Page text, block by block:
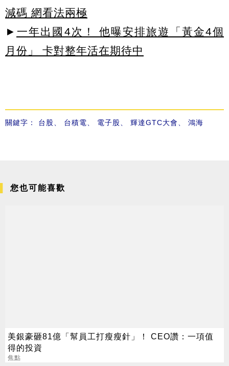
減碼 網看法兩極
► 一年出國4次！ 他曝安排旅遊「黃金4個
月份」 卡對整年活在期待中
關鍵字： 台股 台積電 電子股 輝達GTC大會 鴻海
您也可能喜歡
美銀豪砸81億「幫員工打瘦瘦針」！ CEO讚：一項值
得的投資
焦點